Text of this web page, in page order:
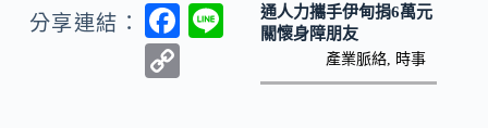
分享連結：
F
通人力攜手伊甸捐6萬元
關懷身障朋友
產業脈絡 時事